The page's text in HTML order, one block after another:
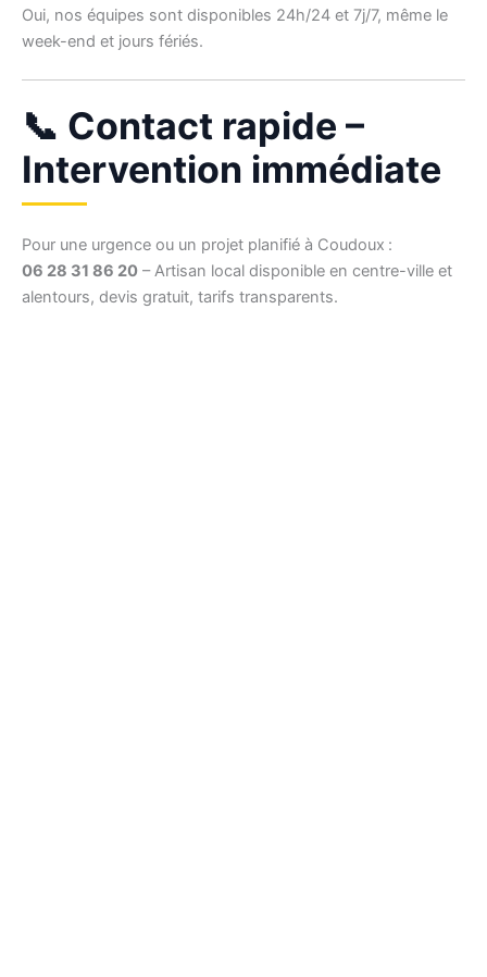
Oui, nos équipes sont disponibles 24h/24 et 7j/7, même le
week-end et jours fériés.
📞 Contact rapide –
Intervention immédiate
Pour une urgence ou un projet planifié à Coudoux :
06 28 31 86 20 – Artisan local disponible en centre-ville et
alentours, devis gratuit, tarifs transparents.